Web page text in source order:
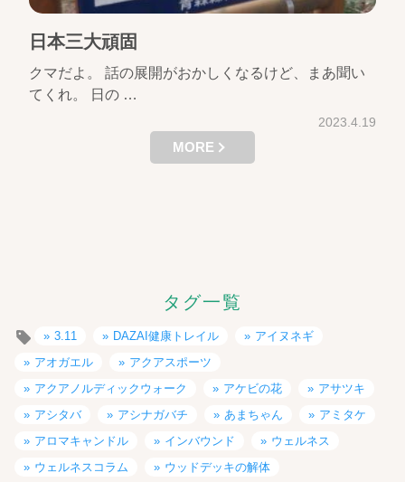
日本三大頑固
クマだよ。 話の展開がおかしくなるけど、まあ聞い
てくれ。 日の …
2023.4.19
MORE
タグ一覧
3.11 DAZAI健康トレイル
アイヌネギ
アオガエル
アクアスポーツ
アクアノルディックウォーク
アケビの花
アサツキ
アシタバ
アシナガバチ あまちゃん
アミタケ
アロマキャンドル
インバウンド
ウェルネス
ウェルネスコラム
ウッドデッキの解体